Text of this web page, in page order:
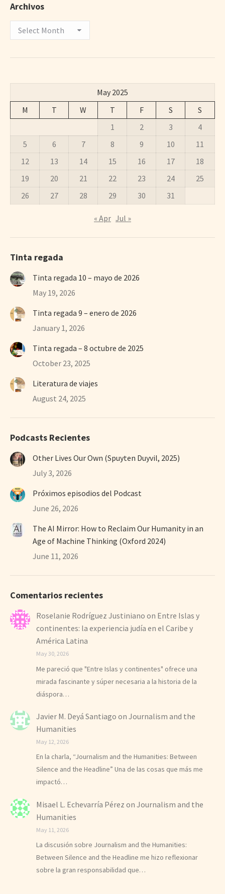
Archivos
Archivos
May 2025
M
T W T F S
S
1
2 3
4
5
6 7 8 9 10
11
12
13 14 15 16 17
18
19
20 21 22 23 24
25
26
27 28 29 30 31
« Apr Jul »
Tinta regada
Tinta regada 10 – mayo de 2026
May 19, 2026
Tinta regada 9 – enero de 2026
January 1, 2026
Tinta regada – 8 octubre de 2025
October 23, 2025
Literatura de viajes
August 24, 2025
Podcasts Recientes
Other Lives Our Own (Spuyten Duyvil, 2025)
July 3, 2026
Próximos episodios del Podcast
June 26, 2026
The AI Mirror: How to Reclaim Our Humanity in an
Age of Machine Thinking (Oxford 2024)
June 11, 2026
Comentarios recientes
Roselanie Rodríguez Justiniano on Entre Islas y
continentes: la experiencia judía en el Caribe y
América Latina
May 30, 2026
Me pareció que "Entre Islas y continentes" ofrece una
mirada fascinante y súper necesaria a la historia de la
diáspora…
Javier M. Deyá Santiago on Journalism and the
Humanities
May 12, 2026
En la charla, “Journalism and the Humanities: Between
Silence and the Headline” Una de las cosas que más me
impactó…
Misael L. Echevarría Pérez on Journalism and the
Humanities
May 11, 2026
La discusión sobre Journalism and the Humanities:
Between Silence and the Headline me hizo reflexionar
sobre la gran responsabilidad que…